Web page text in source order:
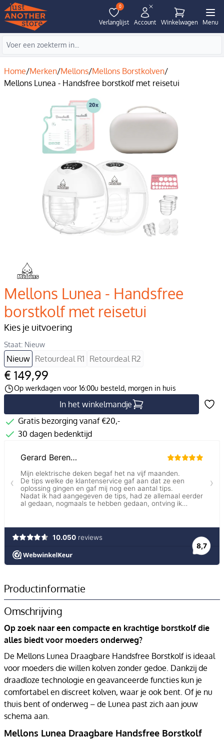
0
Verlanglijst Account Winkelwagen Menu
Home/Merken/Mellons/Mellons Borstkolven/
Mellons Lunea - Handsfree borstkolf met reisetui
Mellons Lunea - Handsfree
borstkolf met reisetui
Kies je uitvoering
Staat: Nieuw
Nieuw Retourdeal R1 Retourdeal R2
€ 149,99
Op werkdagen voor 16:00u besteld, morgen in huis
In het winkelmandje
Gratis bezorging vanaf €20,-
30 dagen bedenktijd
Productinformatie
Omschrijving
Op zoek naar een compacte en krachtige borstkolf die
alles biedt voor moeders onderweg?
De Mellons Lunea Draagbare Handsfree Borstkolf is ideaal
voor moeders die willen kolven zonder gedoe. Dankzij de
draadloze technologie en geavanceerde functies kun je
comfortabel en discreet kolven, waar je ook bent. Of je nu
thuis bent of onderweg – de Lunea past zich aan jouw
schema aan.
Mellons Lunea Draagbare Handsfree Borstkolf